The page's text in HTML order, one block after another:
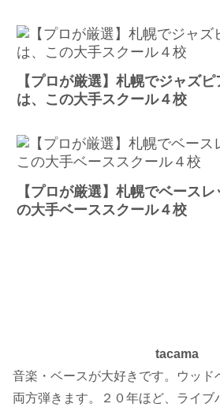
【プロが厳選】札幌でジャズ
は、この大手スクール４校
【プロが厳選】札幌でベース
の大手ベーススクール４校
tacama
音楽・ベースが大好きです。ウッド
両方弾きます。２０年ほど、ライブ